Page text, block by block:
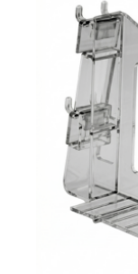
3× positie
Fotolijst display